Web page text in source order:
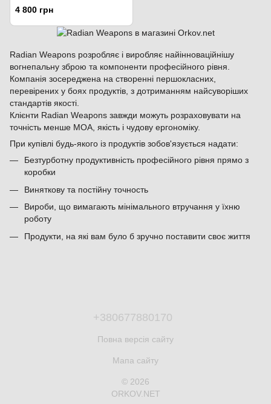
LT. Flat Dark Earth
4 800 грн
Radian Weapons розробляє і виробляє найінноваційнішу
вогнепальну зброю та компоненти професійного рівня.
Компанія зосереджена на створенні першокласних,
перевірених у боях продуктів, з дотриманням найсуворіших
стандартів якості.
Клієнти Radian Weapons завжди можуть розраховувати на
точність менше MOA, якість і чудову ергономіку.
При купівлі будь-якого із продуктів зобов'язується надати:
Безтурботну продуктивність професійного рівня прямо з
коробки
Виняткову та постійну точность
Вироби, що вимагають мінімального втручання у їхню
роботу
Продукти, на які вам було б зручно поставити своє життя
+380677880170
Повна версія сайту
Мапа сайту
© 2026
ORKOV.NET